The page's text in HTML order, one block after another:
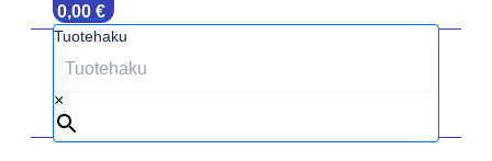
0,00 €
Tuotehaku
×